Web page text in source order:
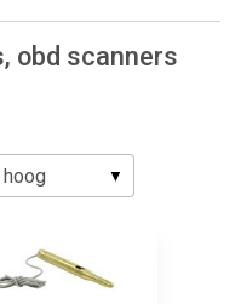
obd scanners